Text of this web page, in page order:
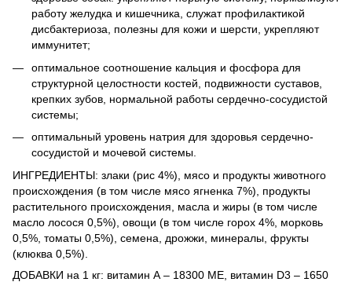
работу желудка и кишечника, служат профилактикой
дисбактериоза, полезны для кожи и шерсти, укрепляют
иммунитет;
оптимальное соотношение кальция и фосфора для
структурной целостности костей, подвижности суставов,
крепких зубов, нормальной работы сердечно-сосудистой
системы;
оптимальный уровень натрия для здоровья сердечно-
сосудистой и мочевой системы.
ИНГРЕДИЕНТЫ: злаки (рис 4%), мясо и продукты животного
происхождения (в том числе мясо ягненка 7%), продукты
растительного происхождения, масла и жиры (в том числе
масло лосося 0,5%), овощи (в том числе горох 4%, морковь
0,5%, томаты 0,5%), семена, дрожжи, минералы, фрукты
(клюква 0,5%).
ДОБАВКИ на 1 кг: витамин А – 18300 МЕ, витамин D3 – 1650